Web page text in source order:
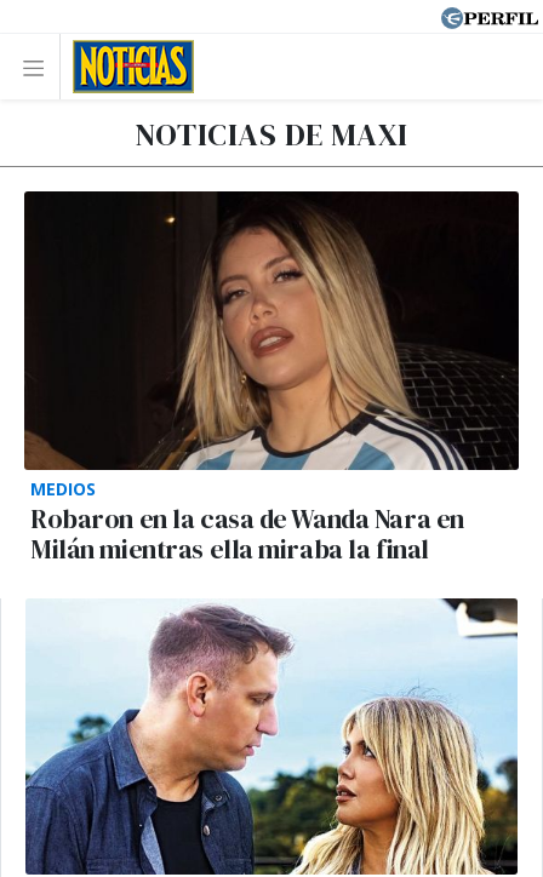
NOTICIAS DE MAXI
MEDIOS
Robaron en la casa de Wanda Nara en
Milán mientras ella miraba la final